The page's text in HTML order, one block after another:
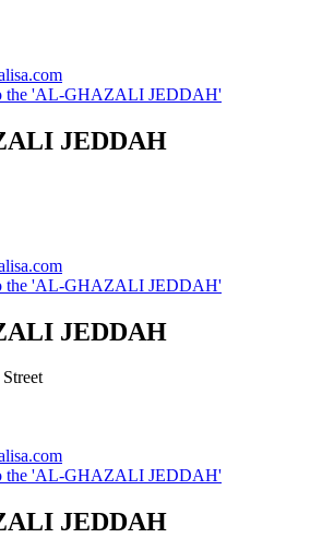
the 'AL-GHAZALI JEDDAH'
JEDDAH
the 'AL-GHAZALI JEDDAH'
JEDDAH
the 'AL-GHAZALI JEDDAH'
JEDDAH